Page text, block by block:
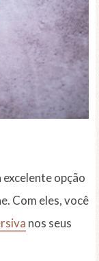
opção
Com eles, você
nos seus